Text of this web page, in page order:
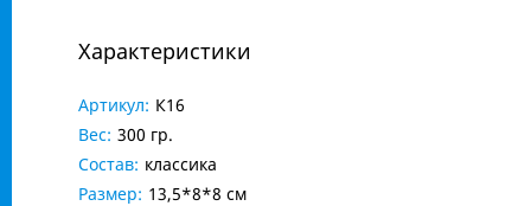
Характеристики
Артикул: К16
Вес: 300 гр.
Состав: классика
Размер: 13,5*8*8 см